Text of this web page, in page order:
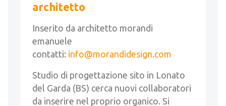
architetto
Inserito da architetto morandi
emanuele
contatti: info@morandidesign.com
Studio di progettazione sito in Lonato
del Garda (BS) cerca nuovi collaboratori
da inserire nel proprio organico. Si